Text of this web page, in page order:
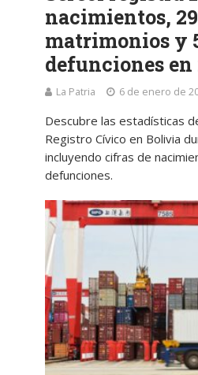
nacimientos,
matrimonios y
defunciones en
La Patria 6 de enero de
Descubre las estadísticas
Registro Cívico en Bolivia
incluyendo cifras de
defunciones.